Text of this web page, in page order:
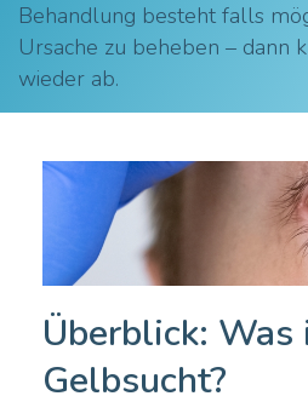
Behandlung besteht falls
Ursache zu beheben – dann
wieder ab.
Überblick: Was
Gelbsucht?